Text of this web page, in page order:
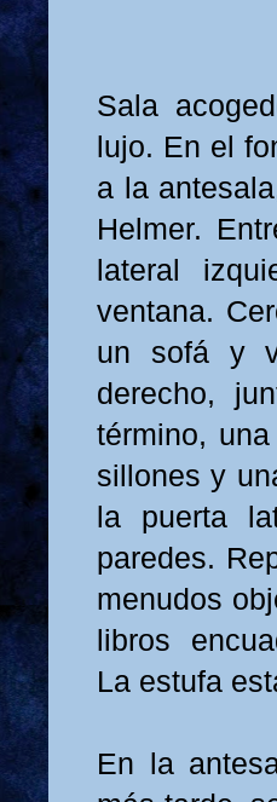
Sala
lujo. En el
a la
Helmer.
lateral
ventana.
un sofá y
derecho,
término,
sillones y
la puerta
paredes.
menudos
libros
La estufa
En la